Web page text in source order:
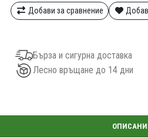
Добави за сравнение
Бърза и сигурна доставка
Лесно връщане до 14 дни